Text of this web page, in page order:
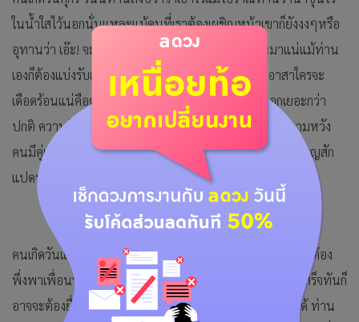
ในน้ำใสไว้นอกนั่นแหละแม้คนที่เราต้องเผชิญหน้าเขาก็ยังงงๆหรือ
อุทานว่า เอ๊ะ! จะเจองานบางอย่างที่ปัญหาเยอะตามมาแน่แม้ท่าน
เองก็ต้องแบ่งรับแบ่งสู้เหมือนกัน การเงิน อย่ารับปากอาสาใครจะ
เดือดร้อนแน่คือตัวท่านนะ แม้ยืมเงินใครเขาก็ยังคิดดอกเยอะกว่า
ปกติ ความรัก คนโสดยังไม่พร้อมก็คืออย่าเพิ่งคุยหรือให้ความหวัง
คนมีคู่แล้วระวังจะเกิดอารมณ์ระเบิดมีอะไรให้เย็นไว้ก่อน ทำบุญสัก
แปดบาทหรือสิบแปดบาท
คนเกิดวันเสาร์ วันนี้อะไรล่าช้าก็แปลว่ายังไม่ถึงเวลาหรือท่านต้อง
พึ่งพาเพื่อนร่วมทีมหากมีอะไรที่ช่วยเหลือกันได้เพื่อให้งานเสร็จทันก็
อาจจะต้องยื่นมือเข้าไปช่วย การเงิน ยังประคับประคองไปได้ ท่าน